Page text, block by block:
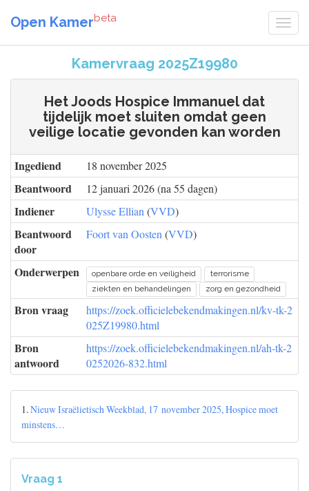
Open Kamerbeta
Kamervraag 2025Z19980
Het Joods Hospice Immanuel dat
tijdelijk moet sluiten omdat geen
veilige locatie gevonden kan worden
Ingediend 18 november 2025
Beantwoord 12 januari 2026 (na 55 dagen)
Indiener Ulysse Ellian (VVD)
Beantwoord
door
Foort van Oosten (VVD)
Onderwerpen openbare orde en veiligheid
terrorisme
ziekten en behandelingen
zorg en gezondheid
Bron vraag
https://zoek.officielebekendmakingen.nl/kv-tk-2
025Z19980.html
Bron
antwoord
https://zoek.officielebekendmakingen.nl/ah-tk-2
0252026-832.html
1.Nieuw Israëlietisch Weekblad, 17 november 2025, Hospice moet
minstens…
Vraag 1